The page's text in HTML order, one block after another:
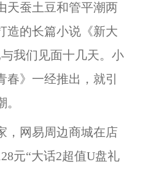
蚕土豆和管平潮两
造的长篇小说《新大
我们见面十几天。小
》一经推出，就引
网易周边商城在店
元“大话2超值U盘礼